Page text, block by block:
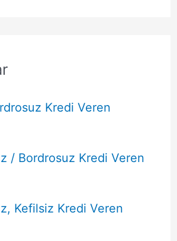
Kredi Veren
/ Bordrosuz Kredi Veren
Kefilsiz Kredi Veren